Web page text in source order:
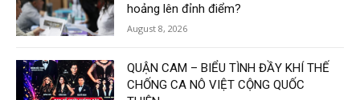
hoảng lên đỉnh điểm?
August 8, 2026
QUẬN CAM – BIỂU TÌNH ĐẦY KHÍ THẾ
CHỐNG CA NÔ VIỆT CỘNG QUỐC